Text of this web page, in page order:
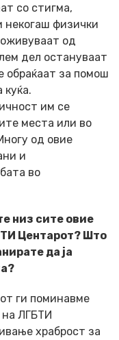
со стигма,
некогаш физички
од
дел остануваат
обраќаат за помош
им се
места или во
од овие
и
во
низ сите овие
Центарот? Што
да ја
ги поминавме
на ЛГБТИ
храброст за